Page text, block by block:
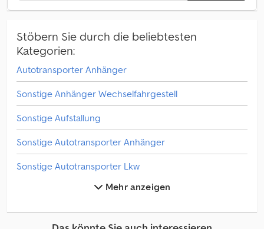
Stöbern Sie durch die beliebtesten
Kategorien:
Autotransporter Anhänger
Sonstige Anhänger Wechselfahrgestell
Sonstige Aufstallung
Sonstige Autotransporter Anhänger
Sonstige Autotransporter Lkw
Sonstige Leichter Lieferwagen / Kleintransporter
Sonstige Pferdetransporter / Viehtransporter
Mehr anzeigen